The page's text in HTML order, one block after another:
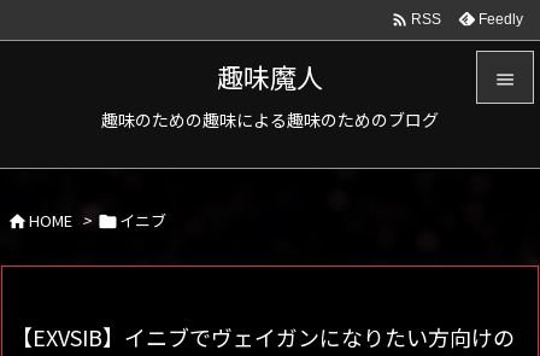
趣味魔人
趣味のための趣味による趣味のためのブログ

次へ
 RSS Feedly
HOME > イニブ
【EXVSIB】イニブでヴェイガンになりたい方向けの